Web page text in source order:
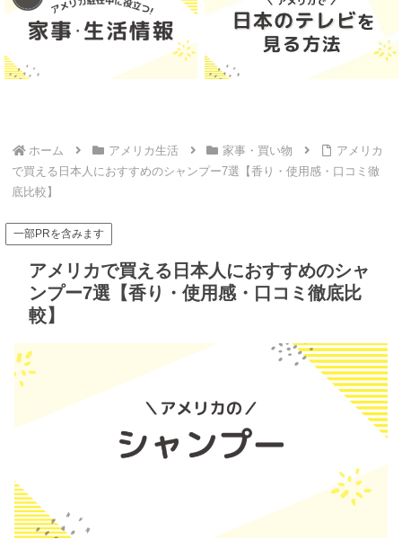
ホーム アメリカ生活 家事・買い物
アメリカ
で買える日本人におすすめのシャンプー7選【香り・使用感・口コミ徹
底比較】
一部PRを含みます
アメリカで買える日本人におすすめのシャ
ンプー7選【香り・使用感・口コミ徹底比
較】